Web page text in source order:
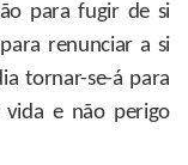
para fugir de si
renunciar a si
tornar-se-á para
e não perigo